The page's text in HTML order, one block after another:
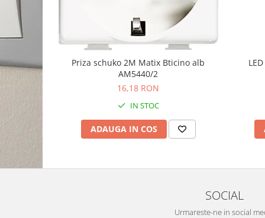
Priza schuko 2M Matix Bticino alb
AM5440/2
16,18 RON
IN STOC
ADAUGA IN COS
SOCIAL
Urmareste-ne in social